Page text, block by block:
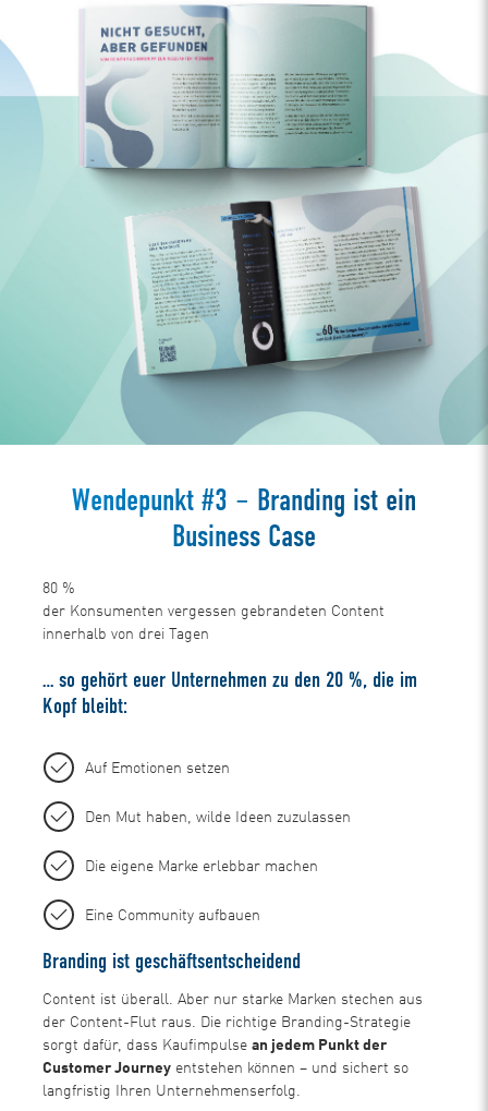
Wendepunkt #3 – Branding ist ein
Business Case
80 %
der Konsumenten vergessen gebrandeten Content
innerhalb von drei Tagen
… so gehört euer Unternehmen zu den 20 %, die im
Kopf bleibt:
Auf Emotionen setzen
Den Mut haben, wilde Ideen zuzulassen
Die eigene Marke erlebbar machen
Eine Community aufbauen
Branding ist geschäftsentscheidend
Content ist überall. Aber nur starke Marken stechen aus
der Content-Flut raus. Die richtige Branding-Strategie
sorgt dafür, dass Kaufimpulsean jedem Punkt der
Customer Journey entstehen können – und sichert so
langfristig Ihren Unternehmenserfolg.